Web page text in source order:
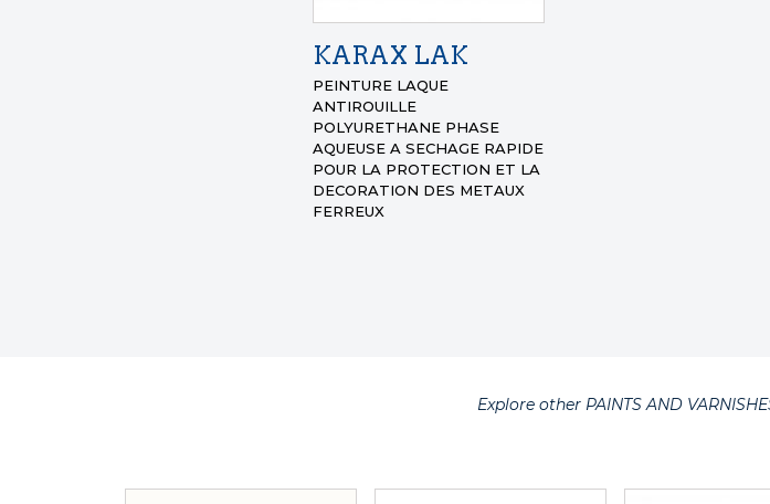
KARAX LAK
PEINTURE LAQUE
ANTIROUILLE
POLYURETHANE PHASE
AQUEUSE A SECHAGE RAPIDE
POUR LA PROTECTION ET LA
DECORATION DES METAUX
FERREUX
Explore other PAINTS AND